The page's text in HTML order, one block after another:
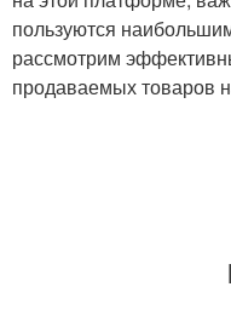
пользуются
рассмотрим
продаваемых товаров